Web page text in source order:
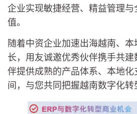
企业实现敏捷经营、精益管理
值。
随着中资企业加速出海越南、
长，用友诚邀优秀伙伴携手共
伴提供成熟的产品体系、本地
间，与您共同把握越南数字化转